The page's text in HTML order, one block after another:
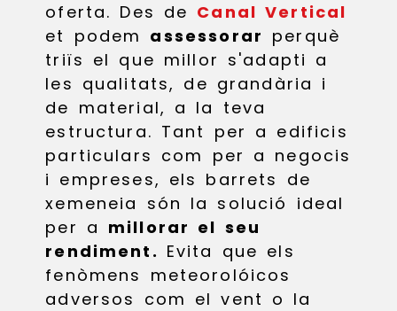
oferta. Des de Canal Vertical
et podem assessorar perquè
triïs el que millor s'adapti a
les qualitats, de grandària i
de material, a la teva
estructura. Tant per a edificis
particulars com per a negocis
i empreses, els barrets de
xemeneia són la solució ideal
per a millorar el seu
rendiment. Evita que els
fenòmens meteorolóicos
adversos com el vent o la